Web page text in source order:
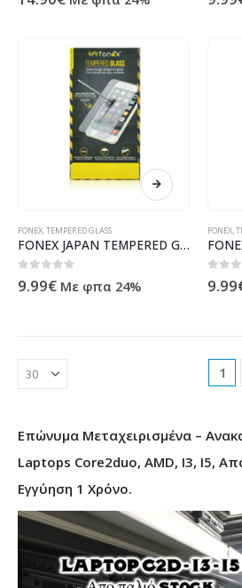
FONEX TEMPERED GLASS
FONEX JAPAN TEMPERED GLASS OPPO A96
0 out of 5
9.99€ Με φπα 24%
FONEX
0 out
9.99
1
Επώνυμα Μεταχειρισμένα –
Laptops Core2duo, AMD, I3, I5,
Εγγύηση 1 Χρόνο.